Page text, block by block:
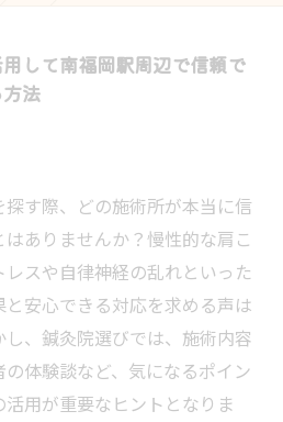
して南福岡駅周辺で信頼で
法
す際、どの施術所が本当に信
ありませんか？慢性的な肩こ
スや自律神経の乱れといった
安心できる対応を求める声は
、鍼灸院選びでは、施術内容
体験談など、気になるポイン
用が重要なヒントとなりま